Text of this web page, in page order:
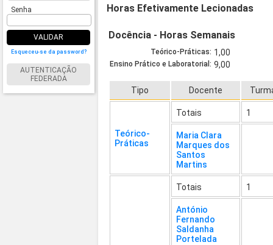
Senha
VALIDAR
Esqueceu-se da password?
AUTENTICAÇÃO
FEDERADA
Horas Efetivamente Lecionadas
Docência - Horas Semanais
Teórico-Práticas: 1,00
Ensino Prático e Laboratorial: 9,00
Tipo Docente
Teórico-
Práticas
Totais 1
Maria Clara
Marques dos
Santos
Martins
Totais 1
António
Fernando
Saldanha
Portelada